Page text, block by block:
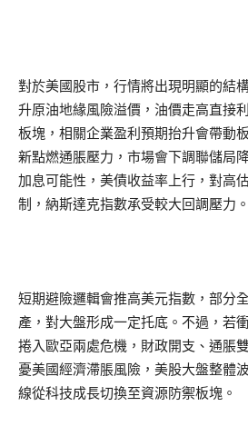
對於美國股市，行情將出現明顯的結
升原油地緣風險溢價，油價走高直接
板塊，相關企業盈利預期抬升會帶動
新點燃通脹壓力，市場會下調聯儲局
加息可能性，美債收益率上行，對高
制，納斯達克指數承受較大回調壓力。
短期避險邏輯會推高美元指數，部分
產，對大盤形成一定托底。不過，若
捲入歐亞兩處危機，財政開支、通脹
憂美國經濟滯脹風險，美股大盤整體
線從科技成長切換至資源防禦板塊。